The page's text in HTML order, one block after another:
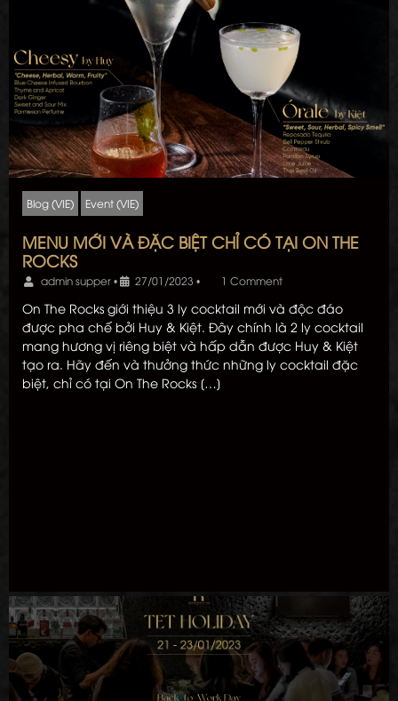
Blog (VIE) Event (VIE)
MENU MỚI VÀ ĐẶC BIỆT CHỈ CÓ TẠI ON THE
ROCKS
admin supper• 27/01/2023 • 1 Comment
On The Rocks giới thiệu 3 ly cocktail mới và độc đáo
được pha chế bởi Huy & Kiệt. Đây chính là 2 ly cocktail
mang hương vị riêng biệt và hấp dẫn được Huy & Kiệt
tạo ra. Hãy đến và thưởng thức những ly cocktail đặc
biệt, chỉ có tại On The Rocks […]